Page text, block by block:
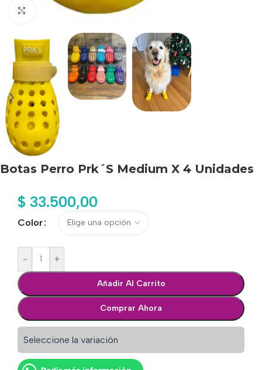
Haga clic para ampliar
Botas Perro Prk´S Medium X 4 Unidades
$ 33.500,00
Color
- +
Añadir Al Carrito
Comprar Ahora
Seleccione la variación